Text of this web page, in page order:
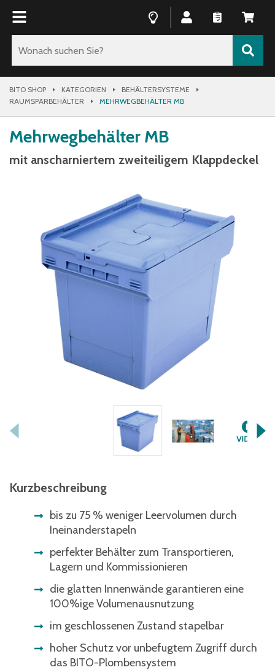
BITO SHOP KATEGORIEN
BEHÄLTERSYSTEME
RAUMSPARBEHÄLTER
MEHRWEGBEHÄLTER MB
Mehrwegbehälter MB
mit anscharniertem zweiteiligem Klappdeckel
Kurzbeschreibung
bis zu 75 % weniger Leervolumen durch
Ineinanderstapeln
perfekter Behälter zum Transportieren,
Lagern und Kommissionieren
die glatten Innenwände garantieren eine
100%ige Volumenausnutzung
im geschlossenen Zustand stapelbar
hoher Schutz vor unbefugtem Zugriff durch
das BITO-Plombensystem